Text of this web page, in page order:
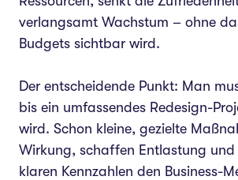
verlangsamt Wachstum – ohne
Budgets sichtbar wird.
Der entscheidende Punkt: Man
bis ein umfassendes Redesign-
wird. Schon kleine, gezielte
Wirkung, schaffen Entlastung
klaren Kennzahlen den Business-